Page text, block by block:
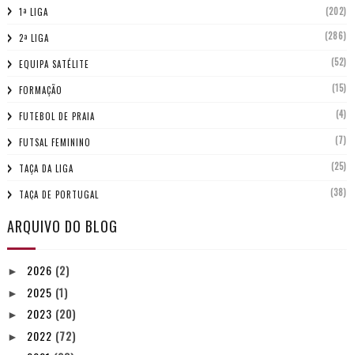
1ª LIGA (202)
2ª LIGA (286)
EQUIPA SATÉLITE (52)
FORMAÇÃO (15)
FUTEBOL DE PRAIA (4)
FUTSAL FEMININO (7)
TAÇA DA LIGA (25)
TAÇA DE PORTUGAL (38)
ARQUIVO DO BLOG
► 2026 (2)
► 2025 (1)
► 2023 (20)
► 2022 (72)